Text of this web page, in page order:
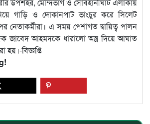
গাড়ি ও দোকানপাট ভাংচুর করে সিলেট
নেতাকর্মীরা। এ সময় পেশাগত দ্বায়িত্ব পালন
জাবেদ আহমদকে ধারালো অস্ত্র দিয়ে আঘাত
বিজ্ঞপ্তি